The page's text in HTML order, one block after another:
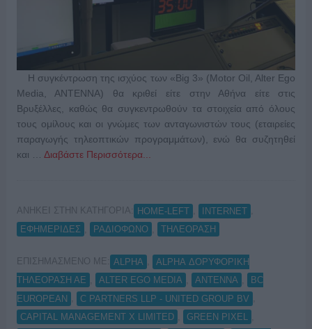
Η συγκέντρωση της ισχύος των «Big 3» (Motor Oil, Alter Ego
Media, ANTENNA) θα κριθεί είτε στην Αθήνα είτε στις
Βρυξέλλες, καθώς θα συγκεντρωθούν τα στοιχεία από όλους
τους ομίλους και οι γνώμες των ανταγωνιστών τους (εταιρείες
παραγωγής τηλεοπτικών προγραμμάτων), ενώ θα συζητηθεί
και … Διαβάστε Περισσότερα...
ΑΝΗΚΕΙ ΣΤΗΝ ΚΑΤΗΓΟΡΙΑ: HOME-LEFT INTERNET
ΕΦΗΜΕΡΙΔΕΣ
ΡΑΔΙΟΦΩΝΟ ΤΗΛΕΟΡΑΣΗ
ΕΠΙΣΗΜΑΣΜΕΝΟ ΜΕ: ALPHA
ALPHA ΔΟΡΥΦΟΡΙΚΗ
ΤΗΛΕΟΡΑΣΗ ΑΕ
ALTER EGO MEDIA ANTENNA
BC
EUROPEAN
C PARTNERS LLP - UNITED GROUP BV
CAPITAL MANAGEMENT X LIMITED
GREEN PIXEL